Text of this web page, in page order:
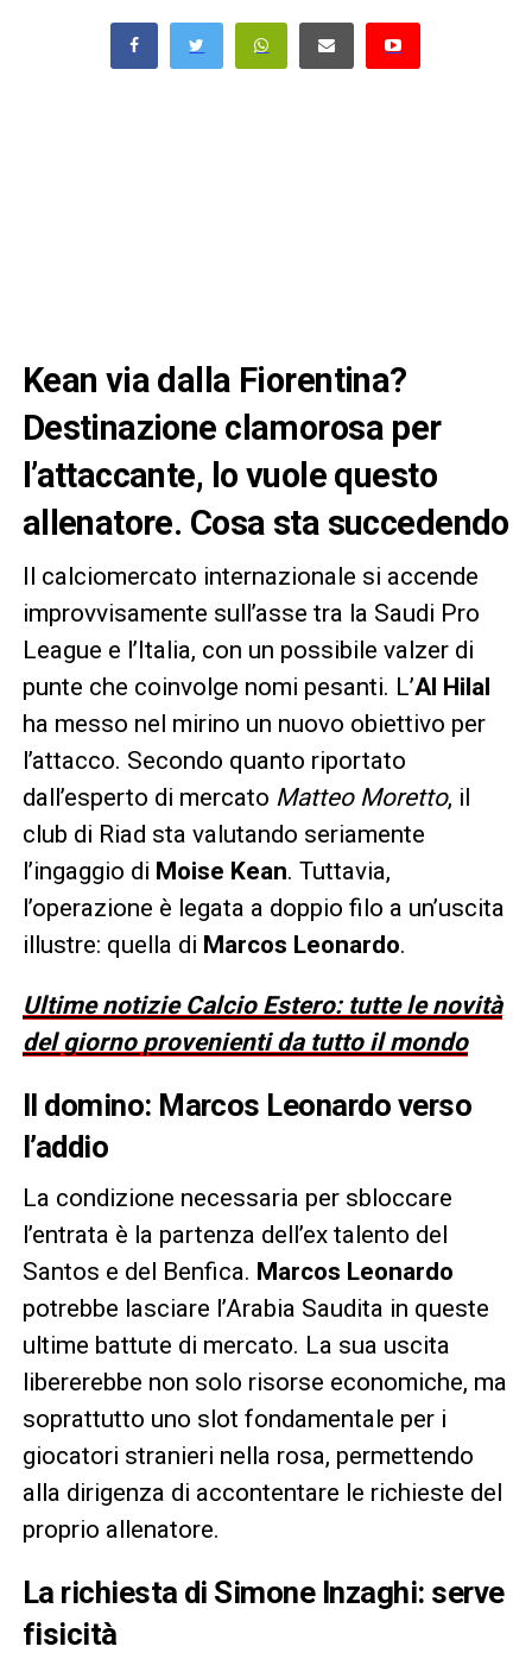
Kean via dalla Fiorentina?
Destinazione clamorosa per
l’attaccante, lo vuole questo
allenatore. Cosa sta succedendo
Il calciomercato internazionale si accende
improvvisamente sull’asse tra la Saudi Pro
League e l’Italia, con un possibile valzer di
punte che coinvolge nomi pesanti. L’Al Hilal
ha messo nel mirino un nuovo obiettivo per
l’attacco. Secondo quanto riportato
dall’esperto di mercato Matteo Moretto, il
club di Riad sta valutando seriamente
l’ingaggio di Moise Kean. Tuttavia,
l’operazione è legata a doppio filo a un’uscita
illustre: quella di Marcos Leonardo.
Ultime notizie Calcio Estero: tutte le novità
del giorno provenienti da tutto il mondo
Il domino: Marcos Leonardo verso
l’addio
La condizione necessaria per sbloccare
l’entrata è la partenza dell’ex talento del
Santos e del Benfica. Marcos Leonardo
potrebbe lasciare l’Arabia Saudita in queste
ultime battute di mercato. La sua uscita
libererebbe non solo risorse economiche, ma
soprattutto uno slot fondamentale per i
giocatori stranieri nella rosa, permettendo
alla dirigenza di accontentare le richieste del
proprio allenatore.
La richiesta di Simone Inzaghi: serve
fisicità